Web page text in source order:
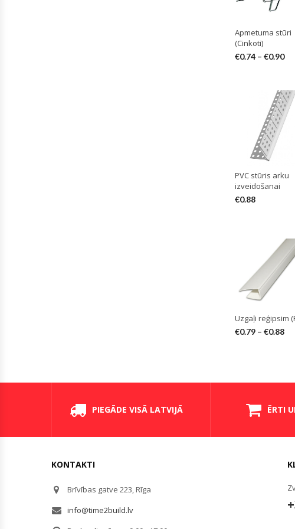
Apmetuma stūri
(Cinkoti)
€0.74 – €0.90
PVC stūris arku
izveidošanai
€0.88
Uzgaļi reģipsim
€0.79 – €0.88
PIEGĀDE VISĀ LATVIJĀ ĒRTI
KONTAKTI
Brīvības gatve 223, Rīga
info@time2build.lv